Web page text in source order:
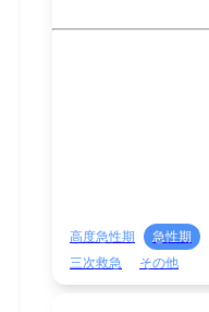
高度急性期 急性期
三次救急
その他